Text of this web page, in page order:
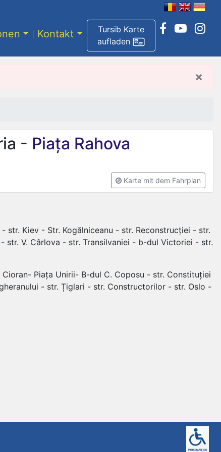
Tursib Karte
aufladen
Kontakt
×
- Piața Rahova
Karte mit dem Fahrplan
str. Kiev - Str. Kogălniceanu - str. Reconstrucției - str.
str. V. Cârlova - str. Transilvaniei - b-dul Victoriei - str.
Piața Unirii- B-dul C. Coposu - str. Constituției
- str. Țiglari - str. Constructorilor - str. Oslo -